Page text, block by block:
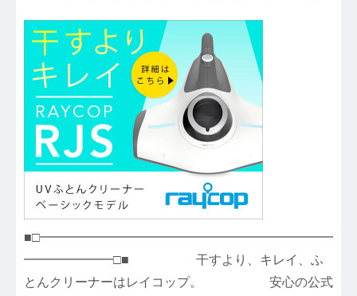
■□━━━━━━━━━━━━━━━━━━━━━━━
━━━━━━━□■ 干すより、キレイ、ふ
とんクリーナーはレイコップ。 安心の公式